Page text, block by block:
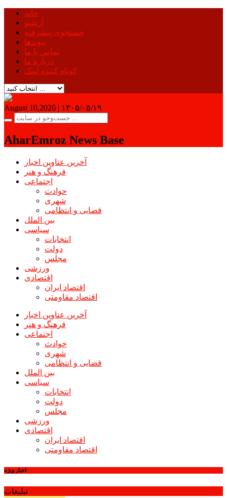
خانه
آرشیو
جستجوی پیشرفته
پیوندها
تماس با ما
درباره ما
کوتاه کننده لینک
August 10,2026 | ۱۴۰۵/۰۵/۱۹
AharEmroz News Base
آخرین عناوین اخبار
فرهنگ و هنر
اجتماعی
حوادث
شهری
قضایی و انتظامی
بین الملل
سیاسی
انتخابات
دولت
مجلس
ورزشی
اقتصادی
اقتصاد ایران
اقتصاد مقاومتی
آخرین عناوین اخبار
فرهنگ و هنر
اجتماعی
حوادث
شهری
قضایی و انتظامی
بین الملل
سیاسی
انتخابات
دولت
مجلس
ورزشی
اقتصادی
اقتصاد ایران
اقتصاد مقاومتی
اخبار ویژه
تبلیغات